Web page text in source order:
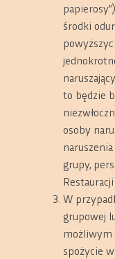
środki
to będzie
osoby
grupy,
W
grupowej
możliwym
spożycie